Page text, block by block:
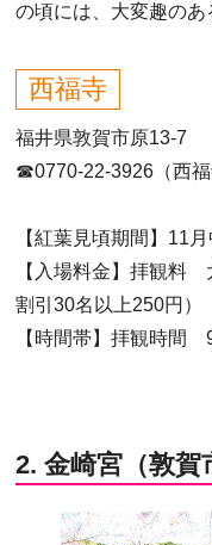
の頃には、大変趣のあ
西福寺
福井県敦賀市原13-7
☎0770-22-3926（西福
【紅葉見頃期間】11
【入場料金】拝観料
割引30名以上250円）
【時間帯】拝観時間
2. 金崎宮（敦賀